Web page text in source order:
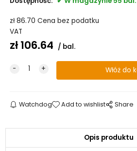
zł86.70 Cena bez podatku
VAT
zł106.64 bal.
Watchdog Add to wishlist Share
Opis produktu